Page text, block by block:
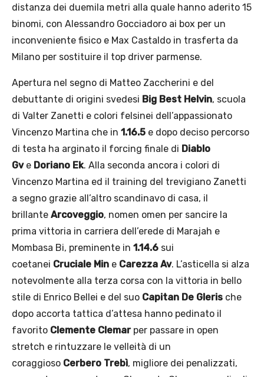
distanza dei duemila metri alla quale hanno aderito 15
binomi, con Alessandro Gocciadoro ai box per un
inconveniente fisico e Max Castaldo in trasferta da
Milano per sostituire il top driver parmense.
Apertura nel segno di Matteo Zaccherini e del
debuttante di origini svedesi Big Best Helvin, scuola
di Valter Zanetti e colori felsinei dell’appassionato
Vincenzo Martina che in 1.16.5 e dopo deciso percorso
di testa ha arginato il forcing finale di Diablo
Gve Doriano Ek. Alla seconda ancora i colori di
Vincenzo Martina ed il training del trevigiano Zanetti
a segno grazie all’altro scandinavo di casa, il
brillante Arcoveggio, nomen omen per sancire la
prima vittoria in carriera dell’erede di Marajah e
Mombasa Bi, preminente in 1.14.6 sui
coetanei Cruciale Min e Carezza Av. L’asticella si alza
notevolmente alla terza corsa con la vittoria in bello
stile di Enrico Bellei e del suo Capitan De Gleris che
dopo accorta tattica d’attesa hanno pedinato il
favorito Clemente Clemarper passare in open
stretch e rintuzzare le velleità di un
coraggioso Cerbero Trebì, migliore dei penalizzati,